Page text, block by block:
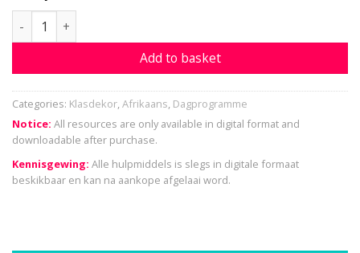
Dagprogram - Flaminke en voëls quantity
Add to basket
Categories: Klasdekor,Afrikaans, Dagprogramme
Notice: All resources are only available in digital format and
downloadable after purchase.
Kennisgewing: Alle hulpmiddels is slegs in digitale formaat
beskikbaar en kan na aankope afgelaai word.